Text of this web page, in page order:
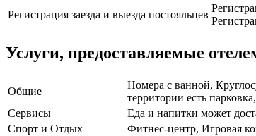
Регистрация заезда и выезда постояльцев
Услуги, предоставляемые
Общие
Номера с ванной,
территории есть
Сервисы
Еда и напитки может
Спорт и Отдых
Фитнес-центр, Игровая